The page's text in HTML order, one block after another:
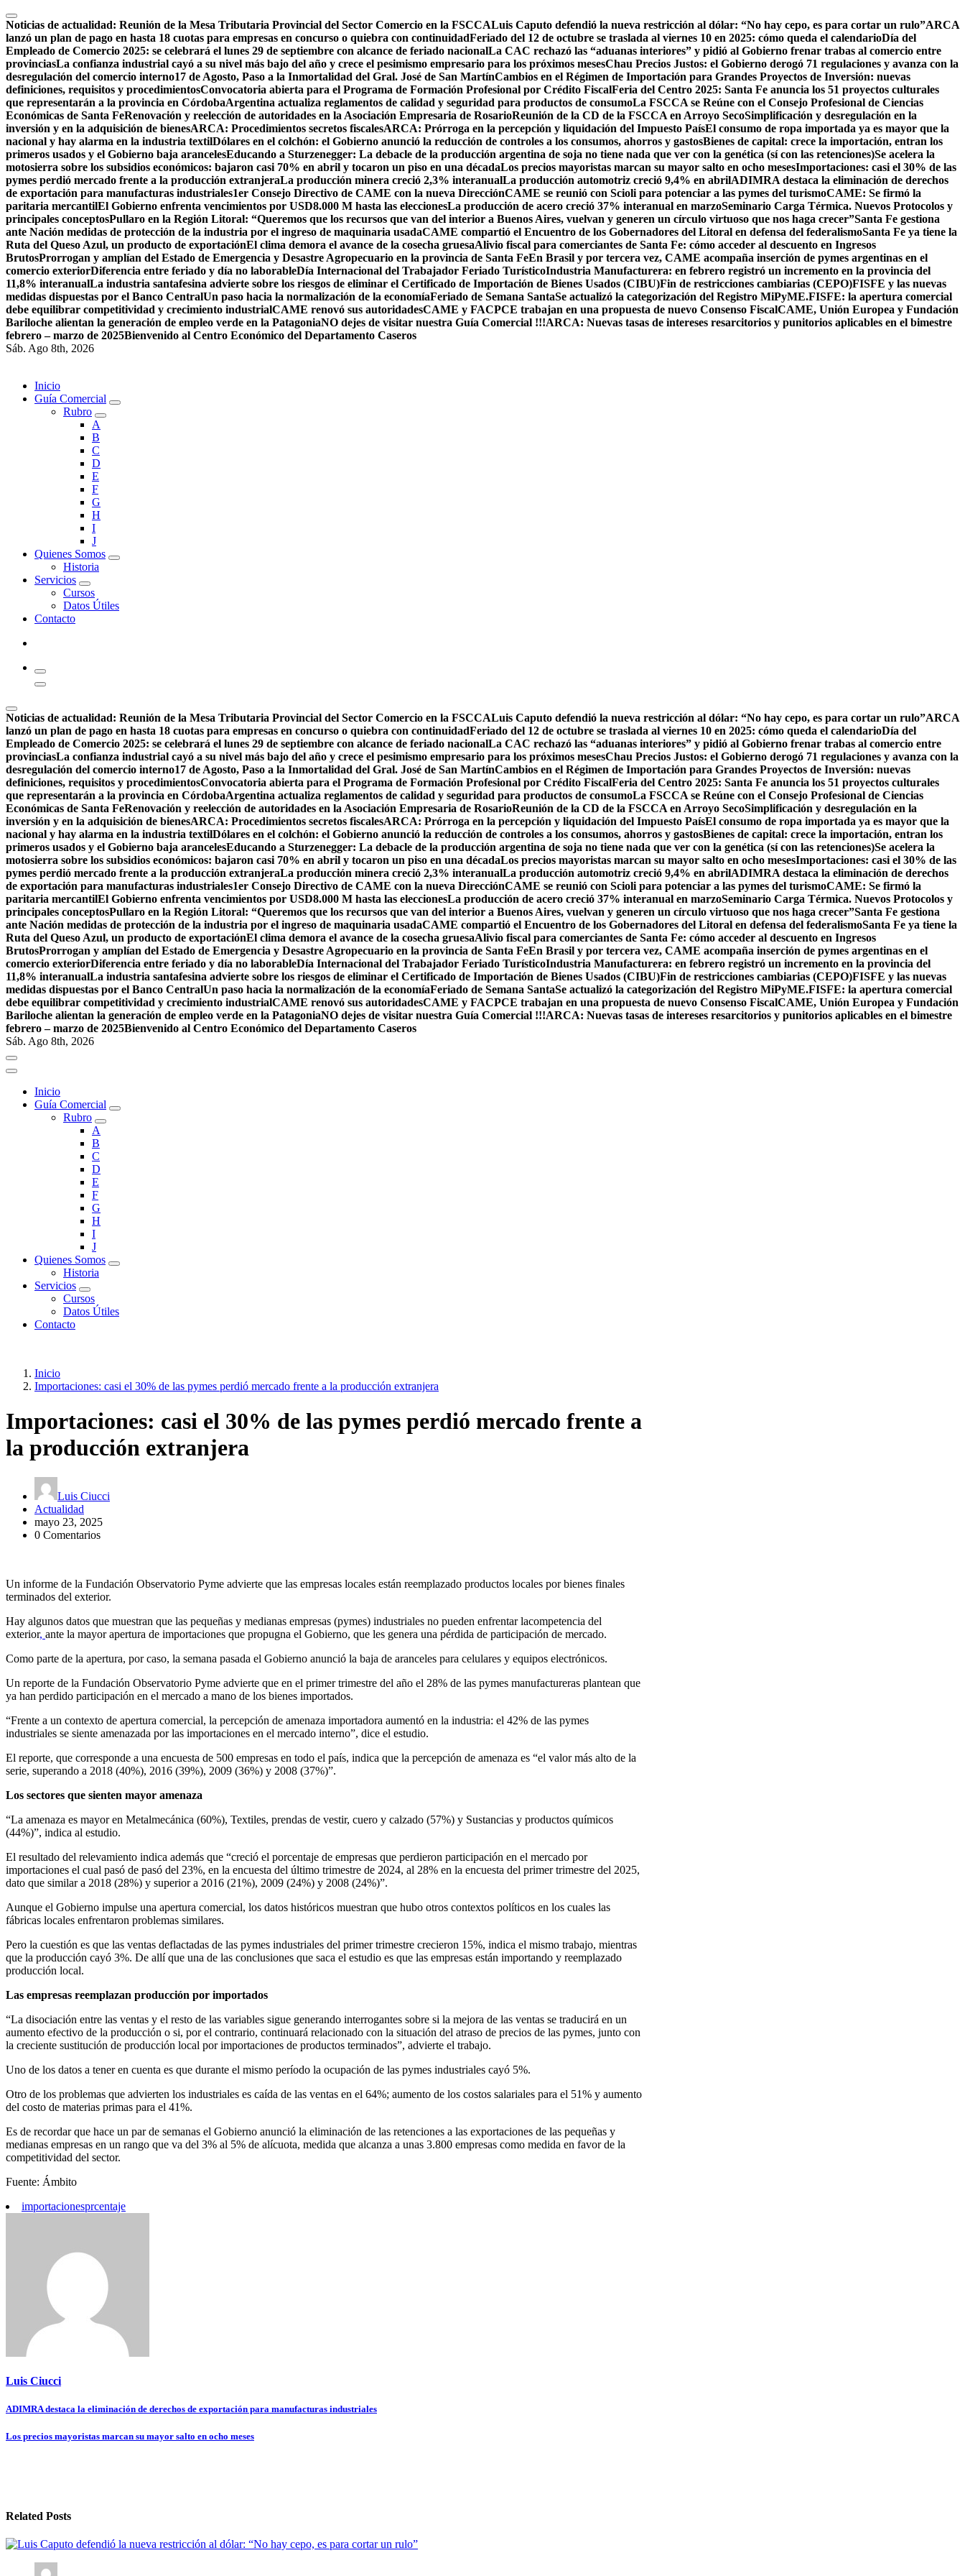
Saltar
al
contenido
Noticias de actualidad: Reunión de la Mesa Tributaria Provincial del Sector Comercio en la FSCCALuis Caputo defendió la nueva restricción al dólar: “No hay cepo, es para cortar un rulo”ARCA
lanzó un plan de pago en hasta 18 cuotas para empresas en concurso o quiebra con continuidadFeriado del 12 de octubre se traslada al viernes 10 en 2025: cómo queda el calendarioDía del
Empleado de Comercio 2025: se celebrará el lunes 29 de septiembre con alcance de feriado nacionalLa CAC rechazó las “aduanas interiores” y pidió al Gobierno frenar trabas al comercio entre
provinciasLa confianza industrial cayó a su nivel más bajo del año y crece el pesimismo empresario para los próximos mesesChau Precios Justos: el Gobierno derogó 71 regulaciones y avanza con la
desregulación del comercio interno17 de Agosto, Paso a la Inmortalidad del Gral. José de San MartínCambios en el Régimen de Importación para Grandes Proyectos de Inversión: nuevas
definiciones, requisitos y procedimientosConvocatoria abierta para el Programa de Formación Profesional por Crédito FiscalFeria del Centro 2025: Santa Fe anuncia los 51 proyectos culturales
que representarán a la provincia en CórdobaArgentina actualiza reglamentos de calidad y seguridad para productos de consumoLa FSCCA se Reúne con el Consejo Profesional de Ciencias
Económicas de Santa FeRenovación y reelección de autoridades en la Asociación Empresaria de RosarioReunión de la CD de la FSCCA en Arroyo SecoSimplificación y desregulación en la
inversión y en la adquisición de bienesARCA: Procedimientos secretos fiscalesARCA: Prórroga en la percepción y liquidación del Impuesto PaísEl consumo de ropa importada ya es mayor que la
nacional y hay alarma en la industria textilDólares en el colchón: el Gobierno anunció la reducción de controles a los consumos, ahorros y gastosBienes de capital: crece la importación, entran los
primeros usados y el Gobierno baja arancelesEducando a Sturzenegger: La debacle de la producción argentina de soja no tiene nada que ver con la genética (sí con las retenciones)Se acelera la
motosierra sobre los subsidios económicos: bajaron casi 70% en abril y tocaron un piso en una décadaLos precios mayoristas marcan su mayor salto en ocho mesesImportaciones: casi el 30% de las
pymes perdió mercado frente a la producción extranjeraLa producción minera creció 2,3% interanualLa producción automotriz creció 9,4% en abrilADIMRA destaca la eliminación de derechos
de exportación para manufacturas industriales1er Consejo Directivo de CAME con la nueva DirecciónCAME se reunió con Scioli para potenciar a las pymes del turismoCAME: Se firmó la
paritaria mercantilEl Gobierno enfrenta vencimientos por USD8.000 M hasta las eleccionesLa producción de acero creció 37% interanual en marzoSeminario Carga Térmica. Nuevos Protocolos y
principales conceptosPullaro en la Región Litoral: “Queremos que los recursos que van del interior a Buenos Aires, vuelvan y generen un círculo virtuoso que nos haga crecer”Santa Fe gestiona
ante Nación medidas de protección de la industria por el ingreso de maquinaria usadaCAME compartió el Encuentro de los Gobernadores del Litoral en defensa del federalismoSanta Fe ya tiene la
Ruta del Queso Azul, un producto de exportaciónEl clima demora el avance de la cosecha gruesaAlivio fiscal para comerciantes de Santa Fe: cómo acceder al descuento en Ingresos
BrutosProrrogan y amplían del Estado de Emergencia y Desastre Agropecuario en la provincia de Santa FeEn Brasil y por tercera vez, CAME acompaña inserción de pymes argentinas en el
comercio exteriorDiferencia entre feriado y día no laborableDía Internacional del Trabajador Feriado TurísticoIndustria Manufacturera: en febrero registró un incremento en la provincia del
11,8% interanualLa industria santafesina advierte sobre los riesgos de eliminar el Certificado de Importación de Bienes Usados (CIBU)Fin de restricciones cambiarias (CEPO)FISFE y las nuevas
medidas dispuestas por el Banco CentralUn paso hacia la normalización de la economíaFeriado de Semana SantaSe actualizó la categorización del Registro MiPyME.FISFE: la apertura comercial
debe equilibrar competitividad y crecimiento industrialCAME renovó sus autoridadesCAME y FACPCE trabajan en una propuesta de nuevo Consenso FiscalCAME, Unión Europea y Fundación
Bariloche alientan la generación de empleo verde en la PatagoniaNO dejes de visitar nuestra Guía Comercial !!!ARCA: Nuevas tasas de intereses resarcitorios y punitorios aplicables en el bimestre
febrero – marzo de 2025Bienvenido al Centro Económico del Departamento Caseros
Sáb. Ago 8th, 2026
Inicio
Guía Comercial
Rubro
A
B
C
D
E
F
G
H
I
J
Quienes Somos
Historia
Servicios
Cursos
Datos Útiles
Contacto
Noticias de actualidad: Reunión de la Mesa Tributaria Provincial del Sector Comercio en la FSCCALuis Caputo defendió la nueva restricción al dólar: “No hay cepo, es para cortar un rulo”ARCA
lanzó un plan de pago en hasta 18 cuotas para empresas en concurso o quiebra con continuidadFeriado del 12 de octubre se traslada al viernes 10 en 2025: cómo queda el calendarioDía del
Empleado de Comercio 2025: se celebrará el lunes 29 de septiembre con alcance de feriado nacionalLa CAC rechazó las “aduanas interiores” y pidió al Gobierno frenar trabas al comercio entre
provinciasLa confianza industrial cayó a su nivel más bajo del año y crece el pesimismo empresario para los próximos mesesChau Precios Justos: el Gobierno derogó 71 regulaciones y avanza con la
desregulación del comercio interno17 de Agosto, Paso a la Inmortalidad del Gral. José de San MartínCambios en el Régimen de Importación para Grandes Proyectos de Inversión: nuevas
definiciones, requisitos y procedimientosConvocatoria abierta para el Programa de Formación Profesional por Crédito FiscalFeria del Centro 2025: Santa Fe anuncia los 51 proyectos culturales
que representarán a la provincia en CórdobaArgentina actualiza reglamentos de calidad y seguridad para productos de consumoLa FSCCA se Reúne con el Consejo Profesional de Ciencias
Económicas de Santa FeRenovación y reelección de autoridades en la Asociación Empresaria de RosarioReunión de la CD de la FSCCA en Arroyo SecoSimplificación y desregulación en la
inversión y en la adquisición de bienesARCA: Procedimientos secretos fiscalesARCA: Prórroga en la percepción y liquidación del Impuesto PaísEl consumo de ropa importada ya es mayor que la
nacional y hay alarma en la industria textilDólares en el colchón: el Gobierno anunció la reducción de controles a los consumos, ahorros y gastosBienes de capital: crece la importación, entran los
primeros usados y el Gobierno baja arancelesEducando a Sturzenegger: La debacle de la producción argentina de soja no tiene nada que ver con la genética (sí con las retenciones)Se acelera la
motosierra sobre los subsidios económicos: bajaron casi 70% en abril y tocaron un piso en una décadaLos precios mayoristas marcan su mayor salto en ocho mesesImportaciones: casi el 30% de las
pymes perdió mercado frente a la producción extranjeraLa producción minera creció 2,3% interanualLa producción automotriz creció 9,4% en abrilADIMRA destaca la eliminación de derechos
de exportación para manufacturas industriales1er Consejo Directivo de CAME con la nueva DirecciónCAME se reunió con Scioli para potenciar a las pymes del turismoCAME: Se firmó la
paritaria mercantilEl Gobierno enfrenta vencimientos por USD8.000 M hasta las eleccionesLa producción de acero creció 37% interanual en marzoSeminario Carga Térmica. Nuevos Protocolos y
principales conceptosPullaro en la Región Litoral: “Queremos que los recursos que van del interior a Buenos Aires, vuelvan y generen un círculo virtuoso que nos haga crecer”Santa Fe gestiona
ante Nación medidas de protección de la industria por el ingreso de maquinaria usadaCAME compartió el Encuentro de los Gobernadores del Litoral en defensa del federalismoSanta Fe ya tiene la
Ruta del Queso Azul, un producto de exportaciónEl clima demora el avance de la cosecha gruesaAlivio fiscal para comerciantes de Santa Fe: cómo acceder al descuento en Ingresos
BrutosProrrogan y amplían del Estado de Emergencia y Desastre Agropecuario en la provincia de Santa FeEn Brasil y por tercera vez, CAME acompaña inserción de pymes argentinas en el
comercio exteriorDiferencia entre feriado y día no laborableDía Internacional del Trabajador Feriado TurísticoIndustria Manufacturera: en febrero registró un incremento en la provincia del
11,8% interanualLa industria santafesina advierte sobre los riesgos de eliminar el Certificado de Importación de Bienes Usados (CIBU)Fin de restricciones cambiarias (CEPO)FISFE y las nuevas
medidas dispuestas por el Banco CentralUn paso hacia la normalización de la economíaFeriado de Semana SantaSe actualizó la categorización del Registro MiPyME.FISFE: la apertura comercial
debe equilibrar competitividad y crecimiento industrialCAME renovó sus autoridadesCAME y FACPCE trabajan en una propuesta de nuevo Consenso FiscalCAME, Unión Europea y Fundación
Bariloche alientan la generación de empleo verde en la PatagoniaNO dejes de visitar nuestra Guía Comercial !!!ARCA: Nuevas tasas de intereses resarcitorios y punitorios aplicables en el bimestre
febrero – marzo de 2025Bienvenido al Centro Económico del Departamento Caseros
Sáb. Ago 8th, 2026
Inicio
Guía Comercial
Rubro
A
B
C
D
E
F
G
H
I
J
Quienes Somos
Historia
Servicios
Cursos
Datos Útiles
Contacto
Inicio
Importaciones: casi el 30% de las pymes perdió mercado frente a la producción extranjera
Importaciones: casi el 30% de las pymes perdió mercado frente a
la producción extranjera
Luis Ciucci
Actualidad
mayo 23, 2025
0 Comentarios
Un informe de la Fundación Observatorio Pyme advierte que las empresas locales están reemplazado productos locales por bienes finales
terminados del exterior.
Hay algunos datos que muestran que las pequeñas y medianas empresas (pymes) industriales no pueden enfrentar lacompetencia del
exterior, ante la mayor apertura de importaciones que propugna el Gobierno, que les genera una pérdida de participación de mercado.
Como parte de la apertura, por caso, la semana pasada el Gobierno anunció la baja de aranceles para celulares y equipos electrónicos.
Un reporte de la Fundación Observatorio Pyme advierte que en el primer trimestre del año el 28% de las pymes manufactureras plantean que
ya han perdido participación en el mercado a mano de los bienes importados.
“Frente a un contexto de apertura comercial, la percepción de amenaza importadora aumentó en la industria: el 42% de las pymes
industriales se siente amenazada por las importaciones en el mercado interno”, dice el estudio.
El reporte, que corresponde a una encuesta de 500 empresas en todo el país, indica que la percepción de amenaza es “el valor más alto de la
serie, superando a 2018 (40%), 2016 (39%), 2009 (36%) y 2008 (37%)”.
Los sectores que sienten mayor amenaza
“La amenaza es mayor en Metalmecánica (60%), Textiles, prendas de vestir, cuero y calzado (57%) y Sustancias y productos químicos
(44%)”, indica al estudio.
El resultado del relevamiento indica además que “creció el porcentaje de empresas que perdieron participación en el mercado por
importaciones el cual pasó de pasó del 23%, en la encuesta del último trimestre de 2024, al 28% en la encuesta del primer trimestre del 2025,
dato que similar a 2018 (28%) y superior a 2016 (21%), 2009 (24%) y 2008 (24%)”.
Aunque el Gobierno impulse una apertura comercial, los datos históricos muestran que hubo otros contextos políticos en los cuales las
fábricas locales enfrentaron problemas similares.
Pero la cuestión es que las ventas deflactadas de las pymes industriales del primer trimestre crecieron 15%, indica el mismo trabajo, mientras
que la producción cayó 3%. De allí que una de las conclusiones que saca el estudio es que las empresas están importando y reemplazado
producción local.
Las empresas reemplazan producción por importados
“La disociación entre las ventas y el resto de las variables sigue generando interrogantes sobre si la mejora de las ventas se traducirá en un
aumento efectivo de la producción o si, por el contrario, continuará relacionado con la situación del atraso de precios de las pymes, junto con
la creciente sustitución de producción local por importaciones de productos terminados”, advierte el trabajo.
Uno de los datos a tener en cuenta es que durante el mismo período la ocupación de las pymes industriales cayó 5%.
Otro de los problemas que advierten los industriales es caída de las ventas en el 64%; aumento de los costos salariales para el 51% y aumento
del costo de materias primas para el 41%.
Es de recordar que hace un par de semanas el Gobierno anunció la eliminación de las retenciones a las exportaciones de las pequeñas y
medianas empresas en un rango que va del 3% al 5% de alícuota, medida que alcanza a unas 3.800 empresas como medida en favor de la
competitividad del sector.
Fuente: Ámbito
importacionesprcentaje
Luis Ciucci
Navegación
de
ADIMRA destaca la eliminación de derechos de exportación para manufacturas industriales
Los precios mayoristas marcan su mayor salto en ocho meses
Related Posts